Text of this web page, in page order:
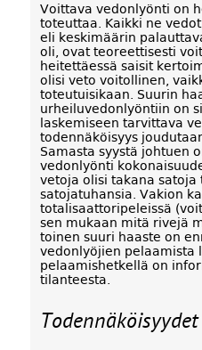
Voittava vedonlyönti on
toteuttaa. Kaikki ne
eli keskimäärin
oli, ovat teoreettisesti
heitettäessä saisit
olisi veto voitollinen,
toteutuisikaan. Suurin
urheiluvedonlyöntiin on
laskemiseen tarvittava
todennäköisyys
Samasta syystä johtuen
vedonlyönti
vetoja olisi takana satoja
satojatuhansia. Vakion
totalisaattoripeleissä
sen mukaan mitä rivejä
toinen suuri haaste on
vedonlyöjien pelaamista
pelaamishetkellä on
tilanteesta.
Todennäköisyydet